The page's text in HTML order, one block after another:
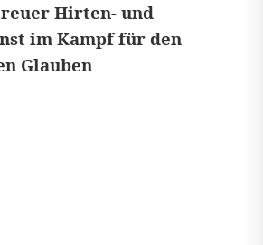
Hirten- und
im Kampf für den
Glauben